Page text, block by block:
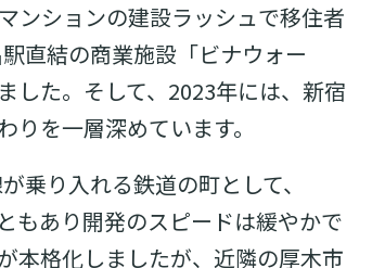
ンションの建設ラッシュで移住者
直結の商業施設「ビナウォー
した。そして、2023年には、新宿
を一層深めています。
乗り入れる鉄道の町として、
もあり開発のスピードは緩やかで
本格化しましたが、近隣の厚木市